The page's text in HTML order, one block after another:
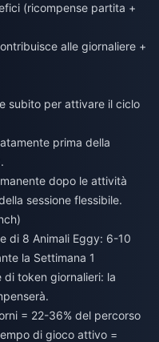
(ricompense partita +
alle giornaliere +
subito per attivare il ciclo
prima della
dopo le attività
sessione flessibile.
di 8 Animali Eggy: 6-10
la Settimana 1
token giornalieri: la
= 22-36% del percorso
di gioco attivo =